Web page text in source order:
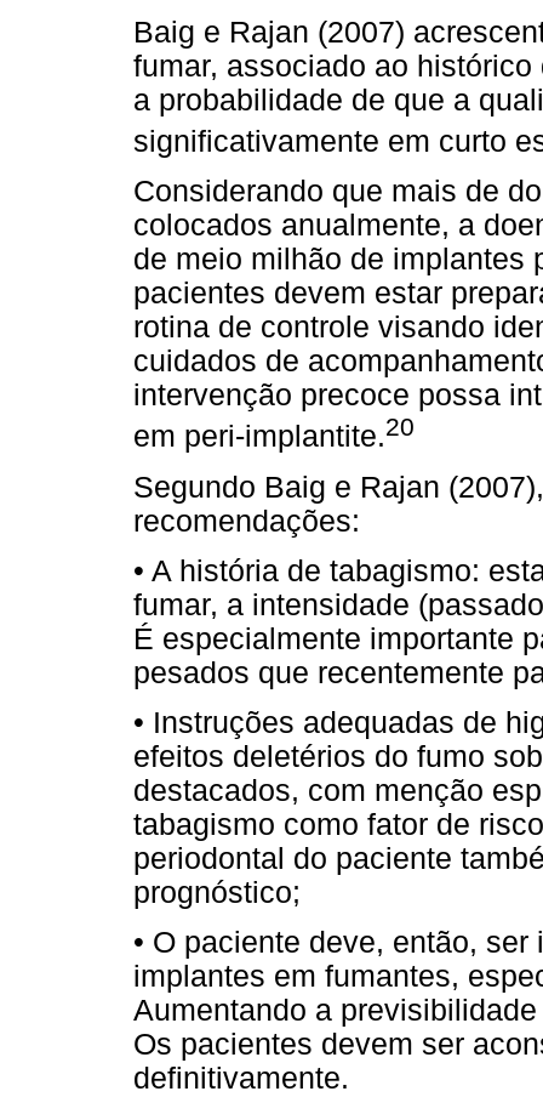
Baig e Rajan (2007)
fumar, associado ao
a probabilidade de que a
significativamente em curto
Considerando que mais de
colocados anualmente, a
de meio milhão de implantes
pacientes devem estar
rotina de controle visando
cuidados de
intervenção precoce possa
em peri-implantite.20
Segundo Baig e Rajan
recomendações:
• A história de tabagismo:
fumar, a intensidade
É especialmente importante
pesados que recentemente
• Instruções adequadas de
efeitos deletérios do fumo
destacados, com menção
tabagismo como fator de
periodontal do paciente
prognóstico;
• O paciente deve, então,
implantes em fumantes,
Aumentando a
Os pacientes devem ser
definitivamente.